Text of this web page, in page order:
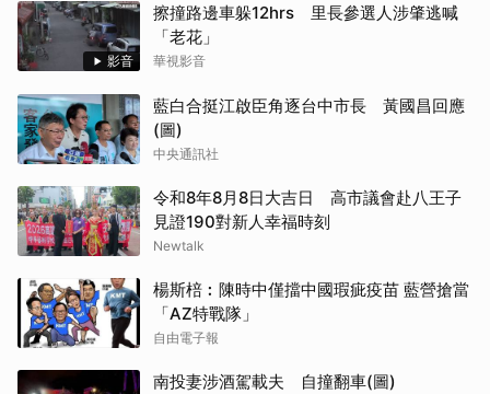
影音
擦撞路邊車躲12hrs 里長參選人涉肇逃喊
「老花」
華視影音
藍白合挺江啟臣角逐台中市長 黃國昌回應
(圖)
中央通訊社
令和8年8月8日大吉日 高市議會赴八王子
見證190對新人幸福時刻
Newtalk
楊斯棓︰陳時中僅擋中國瑕疵疫苗 藍營搶當
「AZ特戰隊」
自由電子報
南投妻涉酒駕載夫 自撞翻車(圖)